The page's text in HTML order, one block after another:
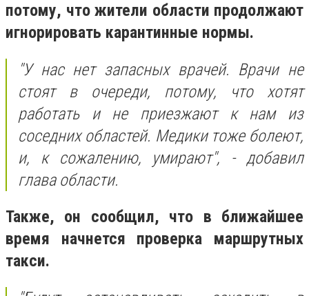
потому, что жители области продолжают
игнорировать карантинные нормы.
"У нас нет запасных врачей. Врачи не
стоят в очереди, потому, что хотят
работать и не приезжают к нам из
соседних областей. Медики тоже болеют,
и, к сожалению, умирают", - добавил
глава области.
Также, он сообщил, что в ближайшее
время начнется проверка маршрутных
такси.